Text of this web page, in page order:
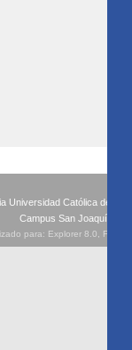
Universidad Católica de
Campus San Joaquín -
para: Explorer 8.0,